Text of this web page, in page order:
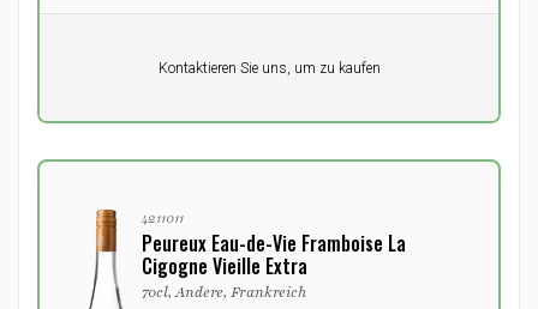
Kontaktieren Sie uns, um zu kaufen
4211011
Peureux Eau-de-Vie Framboise La
Cigogne Vieille Extra
70cl, Andere, Frankreich